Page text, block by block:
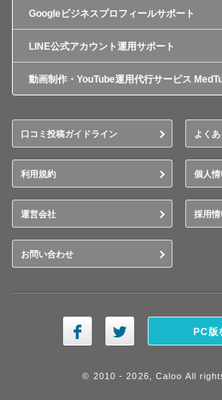
Googleビジネスプロフィールサポート
LINE公式アカウント運用サポート
動画制作・YouTube運用代行サービス
口コミ投稿ガイドライン よく
利用規約 個人
運営会社 採用情
お問い合わせ
PC版
© 2010 - 2026, Caloo All